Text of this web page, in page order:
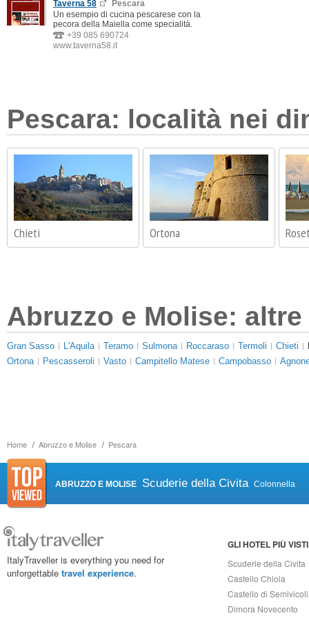
Home Abruzzo e Molise Pescara
Taverna 58
Pescara
Un esempio di cucina pescarese con la
pecora della Maiella come specialità.
+39 085 690724
www.taverna58.it
Pescara: località nei
Chieti Ortona
Abruzzo e Molise:
Gran Sasso L'Aquila Teramo Sulmona Roccaraso Termoli Chieti
Ortona
Pescasseroli Vasto Campitello Matese Campobasso
ABRUZZO E MOLISE Scuderie della Civita Colonnella
ItalyTraveller is everything you need for
unforgettable travel experience.
GLI HOTEL PIÙ VISTI
Scuderie della Civita
Castello Chiola
Castello di Semivicoli
Dimora Novecento